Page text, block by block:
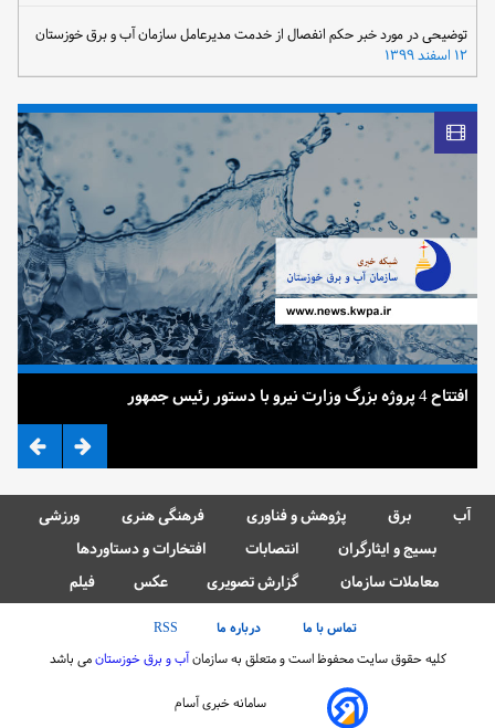
توضیحی در مورد خبر حکم انفصال از خدمت مدیرعامل سازمان آب و برق خوزستان
۱۲ اسفند ۱۳۹۹
افتتاح 4 پروژه بزرگ وزارت نیرو با دستور رئیس جمهور
آب برق پژوهش و فناوری فرهنگی هنری
ورزشی
بسیج و ایثارگران
انتصابات
افتخارات و دستاوردها
معاملات سازمان
گزارش تصویری عکس فیلم
تماس با ما درباره ما
RSS
کلیه حقوق سایت محفوظ است و متعلق به سازمانآب و برق خوزستانمی باشد
سامانه خبری آسام